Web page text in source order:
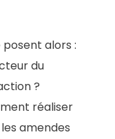
alors :
du
?
réaliser
amendes